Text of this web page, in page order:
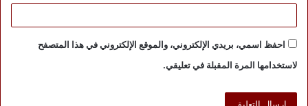
احفظ اسمي، بريدي الإلكتروني، والموقع الإلكتروني في هذا المتصفح
لاستخدامها المرة المقبلة في تعليقي.